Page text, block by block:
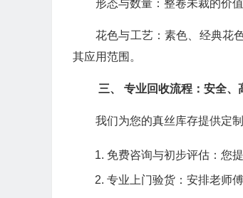
形态与数量：整卷未裁的价
花色与工艺：素色、经典花
其应用范围。
三、 专业回收流程：安全、
我们为您的真丝库存提供定
免费咨询与初步评估：您
专业上门验货：安排老师